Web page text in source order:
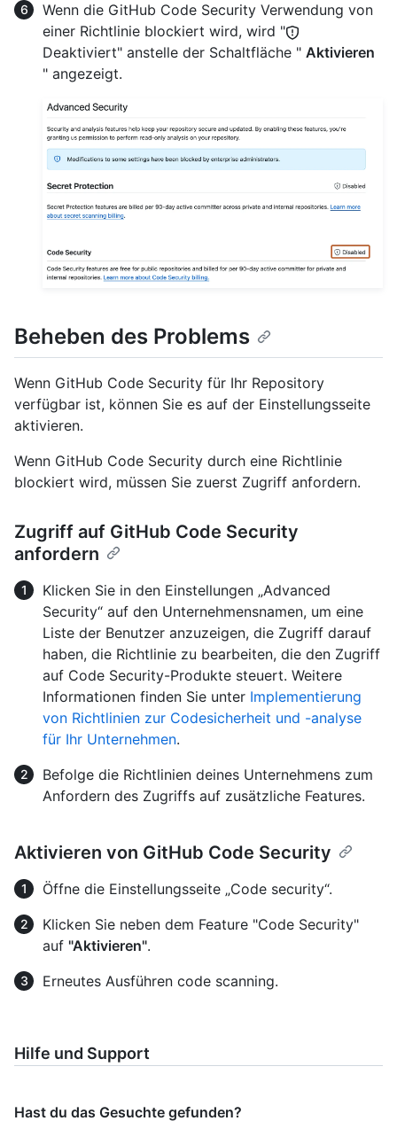
Wenn die GitHub Code Security Verwendung von
einer Richtlinie blockiert wird, wird "
Deaktiviert" anstelle der Schaltfläche " Aktivieren
" angezeigt.
Beheben des Problems
Wenn GitHub Code Security für Ihr Repository
verfügbar ist, können Sie es auf der Einstellungsseite
aktivieren.
Wenn GitHub Code Security durch eine Richtlinie
blockiert wird, müssen Sie zuerst Zugriff anfordern.
Zugriff auf GitHub Code Security
anfordern
Klicken Sie in den Einstellungen „Advanced
Security“ auf den Unternehmensnamen, um eine
Liste der Benutzer anzuzeigen, die Zugriff darauf
haben, die Richtlinie zu bearbeiten, die den Zugriff
auf Code Security-Produkte steuert. Weitere
Informationen finden Sie unter Implementierung
von Richtlinien zur Codesicherheit und -analyse
für Ihr Unternehmen.
Befolge die Richtlinien deines Unternehmens zum
Anfordern des Zugriffs auf zusätzliche Features.
Aktivieren von GitHub Code Security
Öffne die Einstellungsseite „Code security“.
Klicken Sie neben dem Feature "Code Security"
auf "Aktivieren".
Erneutes Ausführen code scanning.
Hilfe und Support
Hast du das Gesuchte gefunden?